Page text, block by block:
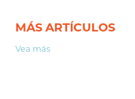
MÁS ARTÍCULOS
Vea más